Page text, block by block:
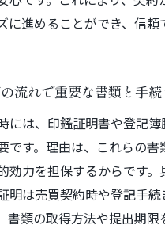
に進めることができ、信頼
流れで重要な書類と手続
には、印鑑証明書や登記
です。理由は、これらの書
効力を担保するからです。
明は売買契約時や登記手続
書類の取得方法や提出期限